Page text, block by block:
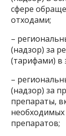
сфере
отходами;
–
(надзор) за
(тарифами) в
–
(надзор) за
препараты,
препаратов;